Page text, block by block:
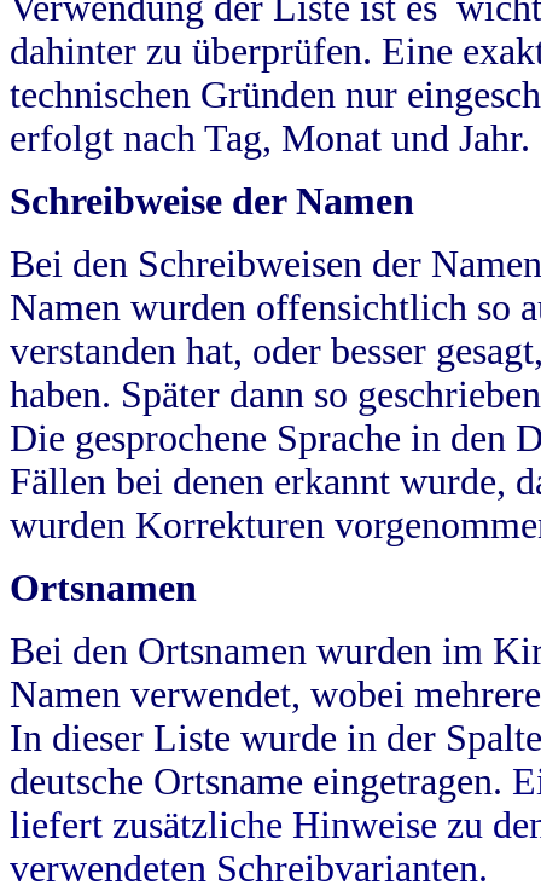
dahinter zu überprüfen. Eine
technischen Gründen nur
erfolgt nach Tag, Monat und Jahr.
Schreibweise der Namen
Bei den Schreibweisen der
Namen wurden offensichtlich so
verstanden hat, oder besser
haben. Später dann so
Die gesprochene Sprache in
Fällen bei denen erkannt wurde,
wurden Korrekturen
Ortsnamen
Bei den Ortsnamen wurden im
Namen verwendet, wobei
In dieser Liste wurde in der
deutsche Ortsname eingetragen.
liefert zusätzliche Hinweise zu
verwendeten Schreibvarianten.